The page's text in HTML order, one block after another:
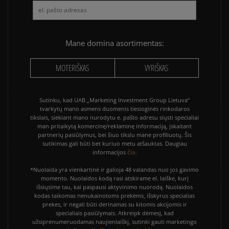
Mane domina asortimentas:
MOTERIŠKAS VYRIŠKAS
Sutinku, kad UAB „Marketing Investment Group Lietuva“
tvarkytų mano asmens duomenis tiesioginės rinkodaros
tikslais, siekiant mano nurodytu e. pašto adresu siųsti specialiai
man pritaikytą komercinę/reklaminę informaciją, įskaitant
partnerių pasiūlymus, bei šiuo tikslu mane profiliuotų. Šis
sutikimas gali būti bet kuriuo metu atšauktas. Daugiau
informacijos čia.
*Nuolaida yra vienkartinė ir galioja 48 valandas nuo jos gavimo
momento. Nuolaidos kodą rasi atskirame el. laiške, kurį
išsiųsime tau, kai paspausi aktyvinimo nuorodą. Nuolaidos
kodas taikomas nenukainotoms prekėms, išskyrus specialias
prekes, ir negali būti derinamas su kitomis akcijomis ir
specialiais pasiūlymais. Atkreipk dėmesį, kad
užsiprenumeruodamas naujienlaiškį, sutinki gauti marketingo